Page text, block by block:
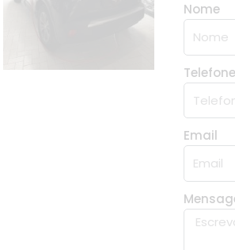
Nome
Telefone
Email